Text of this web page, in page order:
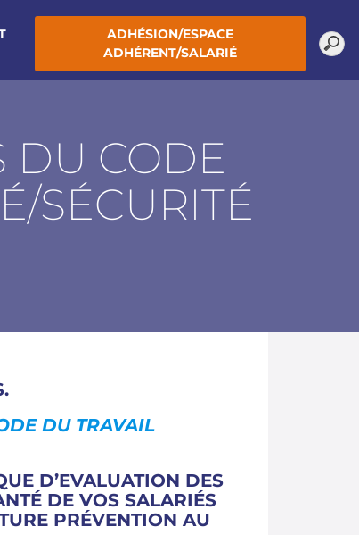
ADHÉSION/ESPACE
ADHÉRENT/SALARIÉ
DU CODE
SÉCURITÉ
DU TRAVAIL
D’EVALUATION DES
DE VOS SALARIÉS
PRÉVENTION AU